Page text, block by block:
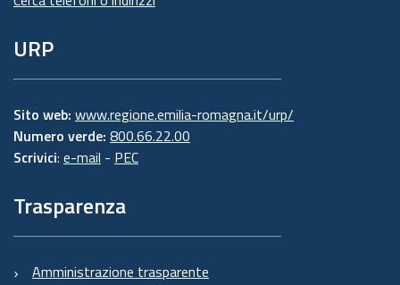
URP
Sito web: www.regione.emilia-romagna.it/urp/
Numero verde: 800.66.22.00
Scrivici: e-mail - PEC
Trasparenza
Amministrazione trasparente